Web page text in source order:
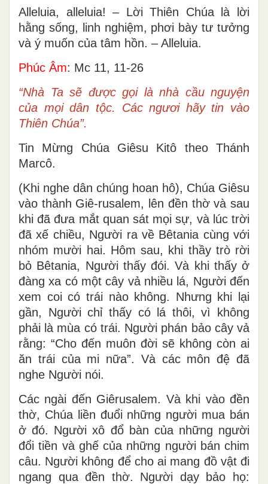
Alleluia, alleluia! – Lời Thiên Chúa là lời
hằng sống, linh nghiệm, phơi bày tư tưởng
và ý muốn của tâm hồn. – Alleluia.
Phúc Âm: Mc 11, 11-26
“Nhà Ta sẽ được gọi là nhà cầu nguyện
của mọi dân tộc. Các ngươi hãy tin vào
Thiên Chúa”.
Tin Mừng Chúa Giêsu Kitô theo Thánh
Marcô.
(Khi nghe dân chúng hoan hô), Chúa Giêsu
vào thành Giê-rusalem, lên đền thờ và sau
khi đã đưa mắt quan sát mọi sự, và lúc trời
đã xế chiều, Người ra về Bêtania cùng với
nhóm mười hai. Hôm sau, khi thầy trò rời
bỏ Bêtania, Người thấy đói. Và khi thấy ở
đàng xa có một cây vả nhiều lá, Người đến
xem coi có trái nào không. Nhưng khi lại
gần, Người chỉ thấy có lá thôi, vì không
phải là mùa có trái. Người phán bảo cây vả
rằng: “Cho đến muôn đời sẽ không còn ai
ăn trái của mi nữa”. Và các môn đệ đã
nghe Người nói.
Các ngài đến Giêrusalem. Và khi vào đền
thờ, Chúa liền đuổi những người mua bán
ở đó. Người xô đổ bàn của những người
đổi tiền và ghế của những người bán chim
câu. Người không để cho ai mang đồ vật đi
ngang qua đền thờ. Người dạy bảo họ: